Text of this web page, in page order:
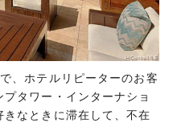
、ホテルリピーターのお客
タワー・インターナショ
なときに滞在して、不在